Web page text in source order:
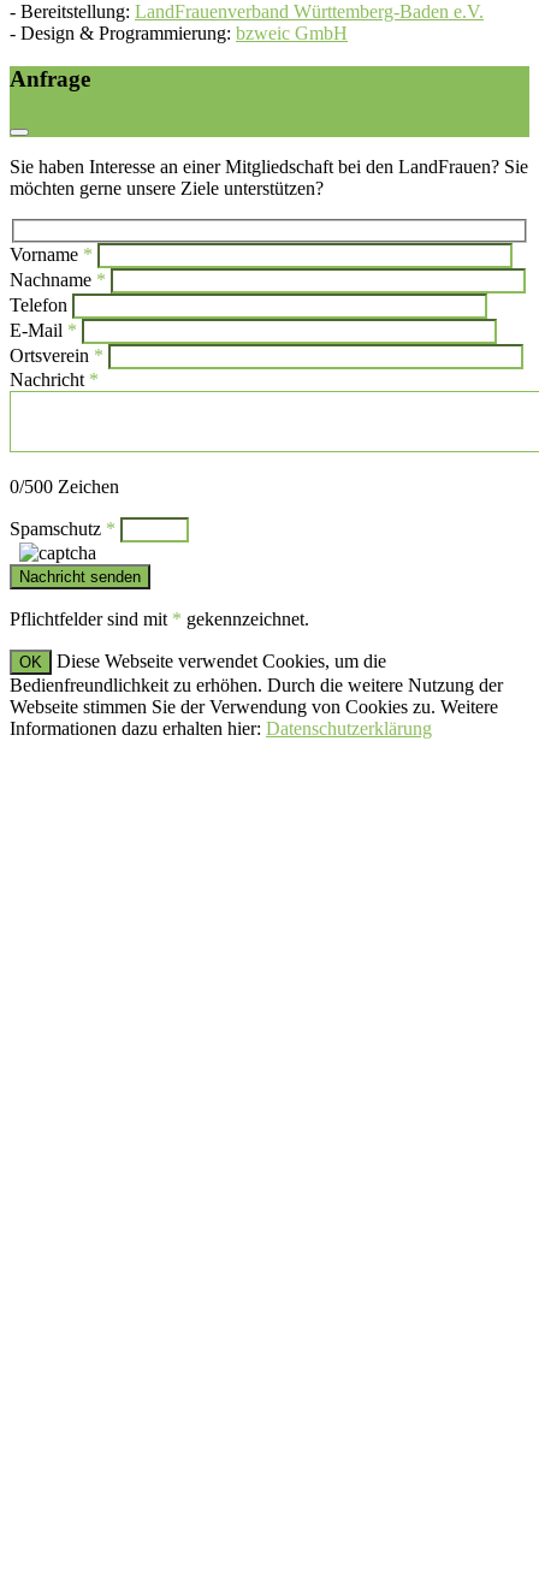
- Bereitstellung: LandFrauenverband Württemberg-Baden e.V.
- Design & Programmierung: bzweic GmbH
Anfrage
Sie haben Interesse an einer Mitgliedschaft bei den LandFrauen? Sie
möchten gerne unsere Ziele unterstützen?
Vorname *
Nachname *
Telefon
E-Mail *
Ortsverein *
Nachricht *
0/500 Zeichen
Spamschutz *
Pflichtfelder sind mit * gekennzeichnet.
OK
Diese Webseite verwendet Cookies, um die
Bedienfreundlichkeit zu erhöhen. Durch die weitere Nutzung der
Webseite stimmen Sie der Verwendung von Cookies zu. Weitere
Informationen dazu erhalten hier: Datenschutzerklärung